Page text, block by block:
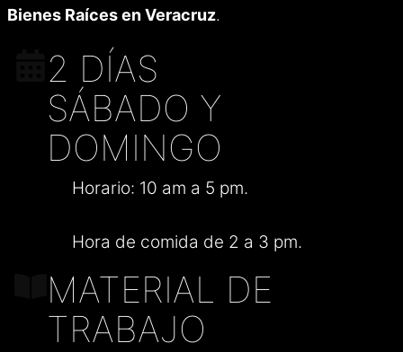
Bienes Raíces en Veracruz.
2 DÍAS
SÁBADO Y
DOMINGO
Horario: 10 am a 5 pm.
Hora de comida de 2 a 3 pm.
MATERIAL DE
TRABAJO